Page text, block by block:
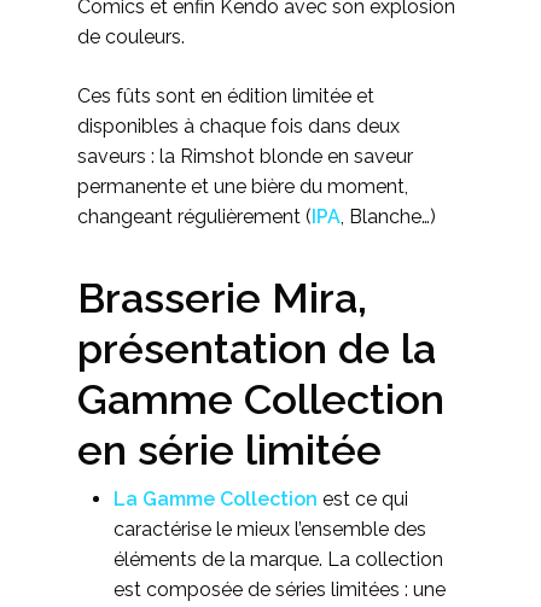
Comics et enfin Kendo avec son explosion
de couleurs.
Ces fûts sont en édition limitée et
disponibles à chaque fois dans deux
saveurs : la Rimshot blonde en saveur
permanente et une bière du moment,
changeant régulièrement ( IPA, Blanche…)
Brasserie Mira,
présentation de la
Gamme Collection
en série limitée
La Gamme Collection est ce qui
caractérise le mieux l’ensemble des
éléments de la marque. La collection
est composée de séries limitées : une